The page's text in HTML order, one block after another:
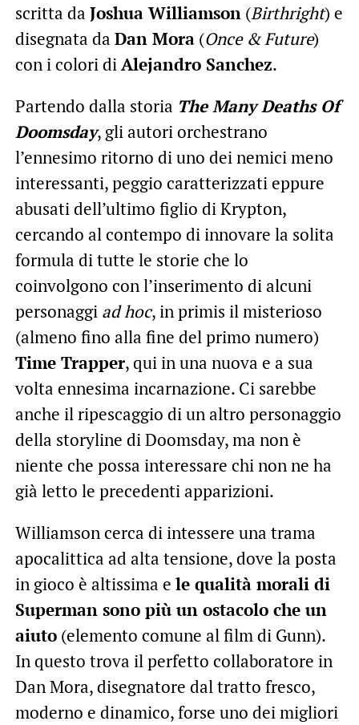
scritta da Joshua Williamson(Birthright) e
disegnata da Dan Mora(Once & Future)
con i colori diAlejandro Sanchez.
Partendo dalla storia The Many Deaths Of
Doomsday, gli autori orchestrano
l’ennesimo ritorno di uno dei nemici meno
interessanti, peggio caratterizzati eppure
abusati dell’ultimo figlio di Krypton,
cercando al contempo di innovare la solita
formula di tutte le storie che lo
coinvolgono con l’inserimento di alcuni
personaggi ad hoc, in primis il misterioso
(almeno fino alla fine del primo numero)
Time Trapper, qui in una nuova e a sua
volta ennesima incarnazione. Ci sarebbe
anche il ripescaggio di un altro personaggio
della storyline di Doomsday, ma non è
niente che possa interessare chi non ne ha
già letto le precedenti apparizioni.
Williamson cerca di intessere una trama
apocalittica ad alta tensione, dove la posta
in gioco è altissima e le qualità morali di
Superman sono più un ostacolo che un
aiuto(elemento comune al film di Gunn).
In questo trova il perfetto collaboratore in
Dan Mora, disegnatore dal tratto fresco,
moderno e dinamico, forse uno dei migliori